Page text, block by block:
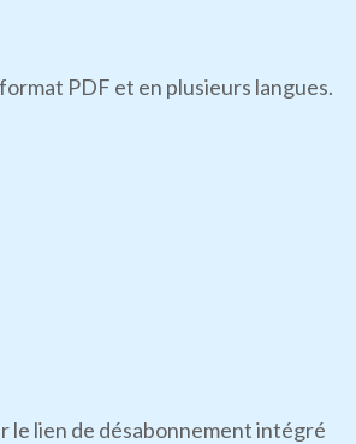
PDF et en plusieurs langues.
le lien de désabonnement intégré